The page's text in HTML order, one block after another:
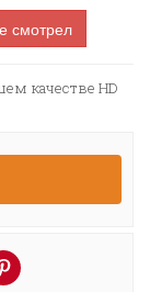
смотрел
качестве HD